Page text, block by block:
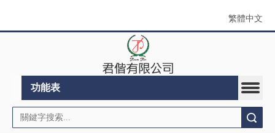
繁體中文
功能表